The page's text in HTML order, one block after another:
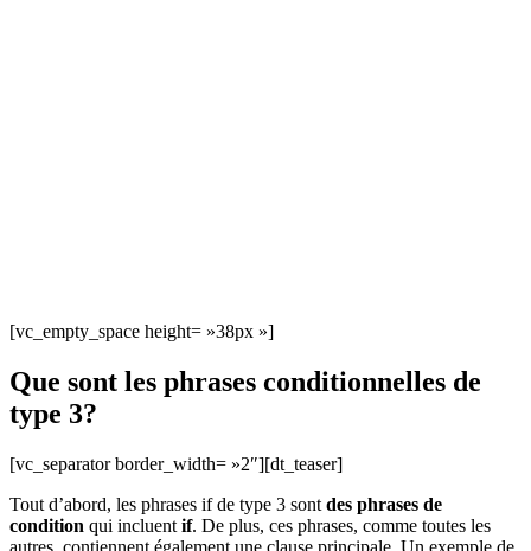
[vc_empty_space height= »38px »]
Que sont les phrases conditionnelles de
type 3?
[vc_separator border_width= »2″][dt_teaser]
Tout d’abord, les phrases if de type 3 sont des phrases de
condition qui incluent if. De plus, ces phrases, comme toutes les
autres, contiennent également une clause principale. Un exemple de